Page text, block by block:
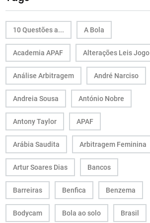
10 Questões a... A Bola
Academia APAF Alterações Leis Jogo
Análise Arbitragem André Narciso
Andreia Sousa António Nobre
Antony Taylor APAF
Arábia Saudita Arbitragem Feminina
Artur Soares Dias Bancos
Barreiras Benfica Benzema
Bodycam Bola ao solo Brasil